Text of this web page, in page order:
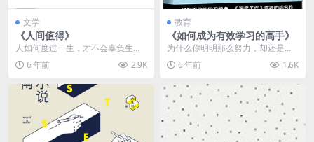
文学
《人间值得》
人如何度过一生，才不会辜负生
命？面对人生的终极问题，当了70
年心理医生的作者中村...
6 年前 2.9K
教育
《如何成为有效学习的高手》
为什么你明明那么努力，却还是没
有进步？为什么你拼尽全力学习，
得到的却比那些看起来...
6 年前 1.6K